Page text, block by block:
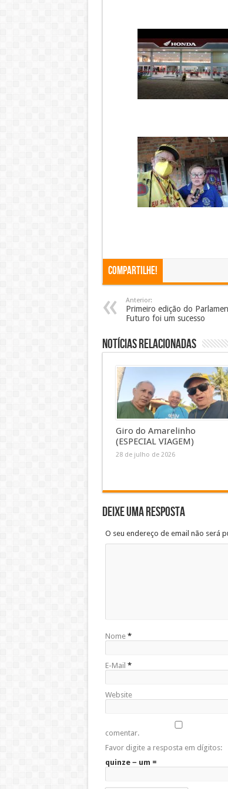
Compartilhe!
Anterior:
Primeiro edição do
Futuro foi um sucesso
Notícias Relacionadas
Giro do Amarelinho
(ESPECIAL VIAGEM)
28 de julho de 2026
Deixe uma resposta
O seu endereço de email não será
Nome *
E-Mail *
Website
comentar.
Favor digite a resposta em dígitos:
quinze − um =